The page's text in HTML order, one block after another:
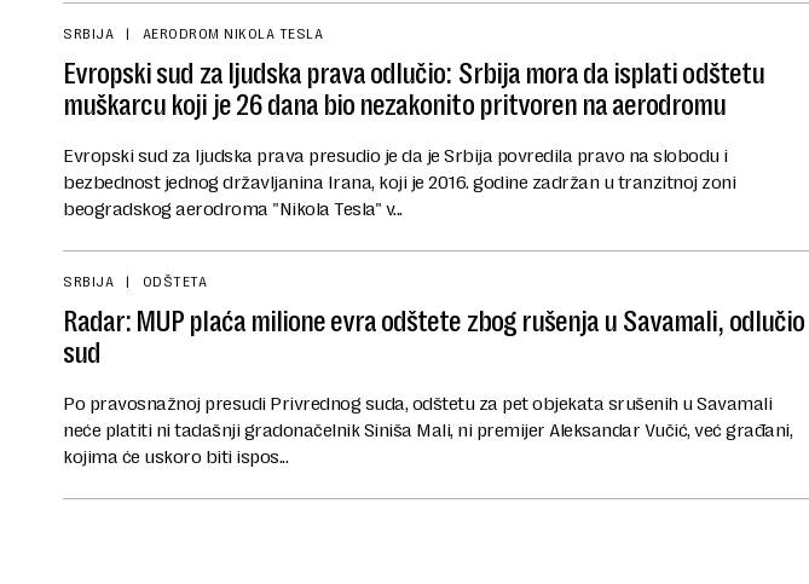
SRBIJA AERODROM NIKOLA TESLA
Evropski sud za ljudska prava odlučio: Srbija mora da isplati odštetu
muškarcu koji je 26 dana bio nezakonito pritvoren na aerodromu
Evropski sud za ljudska prava presudio je da je Srbija povredila pravo na slobodu i
bezbednost jednog državljanina Irana, koji je 2016. godine zadržan u tranzitnoj zoni
beogradskog aerodroma "Nikola Tesla" v...
SRBIJA ODŠTETA
Radar: MUP plaća milione evra odštete zbog rušenja u Savamali, odlučio
sud
Po pravosnažnoj presudi Privrednog suda, odštetu za pet objekata srušenih u Savamali
neće platiti ni tadašnji gradonačelnik Siniša Mali, ni premijer Aleksandar Vučić, već građani,
kojima će uskoro biti ispos...